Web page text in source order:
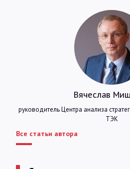
Вячеслав
руководитель Центра анализа
ТЭК
Все статьи автора